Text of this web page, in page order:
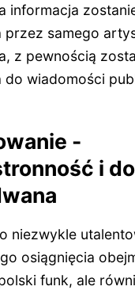
informacja
przez samego
z pewnością
do wiadomości
-
i
niezwykle
osiągnięcia
funk, ale